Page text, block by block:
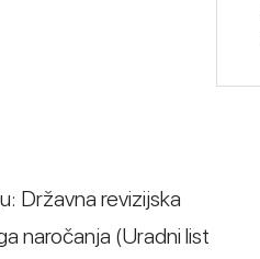
Državna revizijska
naročanja (Uradni list